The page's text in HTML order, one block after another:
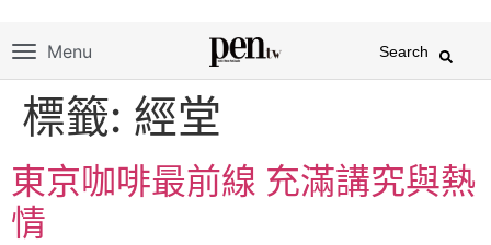
Menu Search
標籤: 經堂
東京咖啡最前線 充滿講究與熱
情